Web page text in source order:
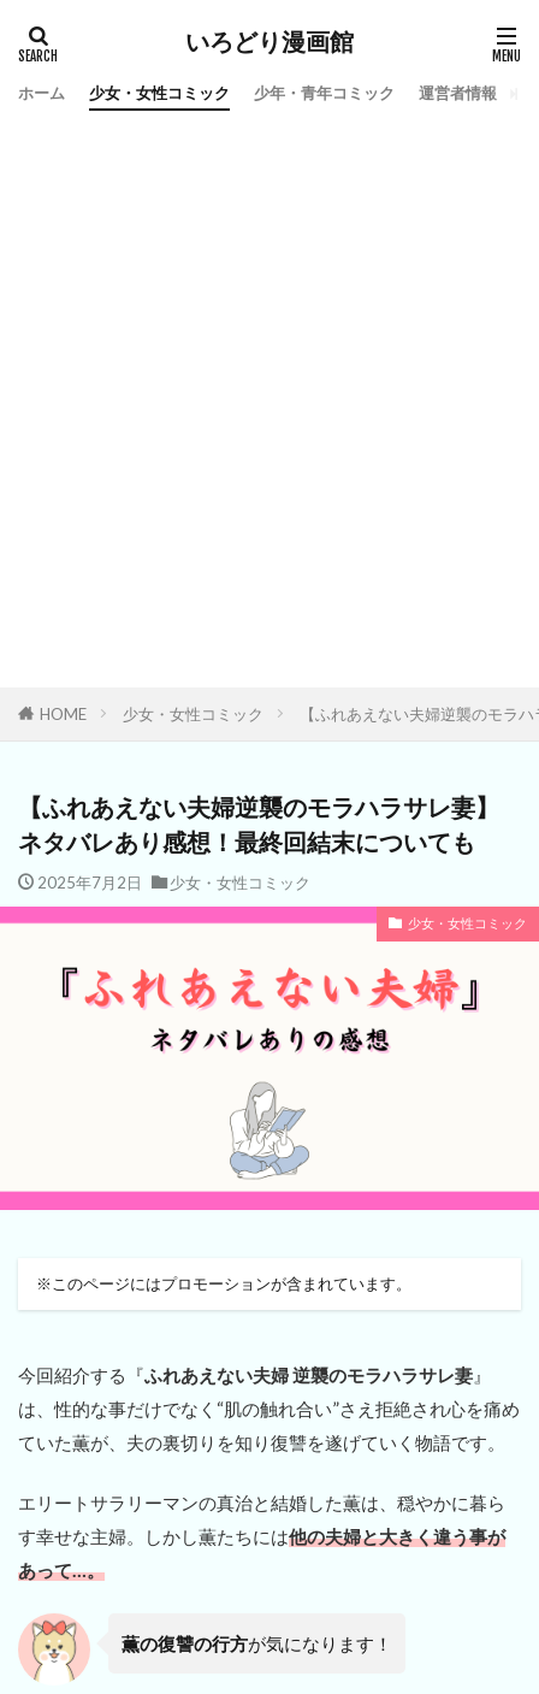
いろどり漫画館
ホーム 少女・女性コミック 少年・青年コミック 運営者情報
HOME 少女・女性コミック 【ふれあえない夫婦逆襲のモラ
【ふれあえない夫婦逆襲のモラハラサレ妻】
ネタバレあり感想！最終回結末についても
2025年7月2日 少女・女性コミック
少女・女性コミック
※このページにはプロモーションが含まれています。
今回紹介する『ふれあえない夫婦 逆襲のモラハラサレ妻 』
は、性的な事だけでなく“肌の触れ合い”さえ拒絶され心を痛め
ていた薫が、夫の裏切りを知り復讐を遂げていく物語です。
エリートサラリーマンの真治と結婚した薫は、穏やかに暮ら
す幸せな主婦。しかし薫たちには他の夫婦と大きく違う事が
あって…。
薫の復讐の行方が気になります！